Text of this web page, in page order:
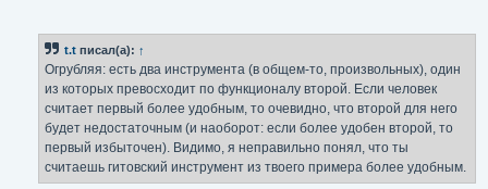
t.t писал(а): ↑
Огрубляя: есть два инструмента (в общем-то, произвольных), один
из которых превосходит по функционалу второй. Если человек
считает первый более удобным, то очевидно, что второй для него
будет недостаточным (и наоборот: если более удобен второй, то
первый избыточен). Видимо, я неправильно понял, что ты
считаешь гитовский инструмент из твоего примера более удобным.